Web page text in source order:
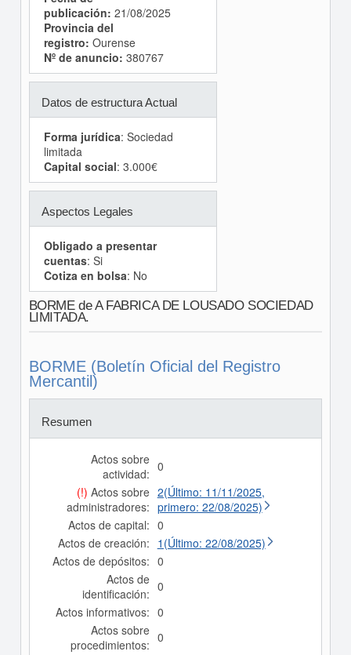
publicación: 21/08/2025
Provincia del
registro: Ourense
Nº de anuncio: 380767
Datos de estructura Actual
Forma jurídica: Sociedad
limitada
Capital social: 3.000€
Aspectos Legales
Obligado a presentar
cuentas: Si
Cotiza en bolsa: No
BORME de A FABRICA DE LOUSADO SOCIEDAD
LIMITADA.
BORME (Boletín Oficial del Registro
Mercantil)
Resumen
Actos sobre
actividad: 0
(!) Actos sobre
administradores:
2(Último: 11/11/2025,
primero: 22/08/2025)
Actos de capital: 0
Actos de creación: 1(Último: 22/08/2025)
Actos de depósitos: 0
Actos de
identificación: 0
Actos informativos: 0
Actos sobre
procedimientos: 0